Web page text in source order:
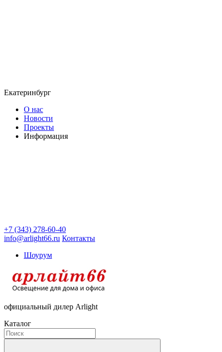
Екатеринбург
О нас
Новости
Проекты
Информация
+7 (343) 278-60-40
info@arlight66.ru Контакты
Шоурум
официальный дилер Arlight
Каталог